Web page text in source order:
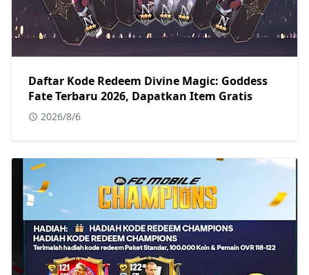
Daftar Kode Redeem Divine Magic: Goddess
Fate Terbaru 2026, Dapatkan Item Gratis
2026/8/6